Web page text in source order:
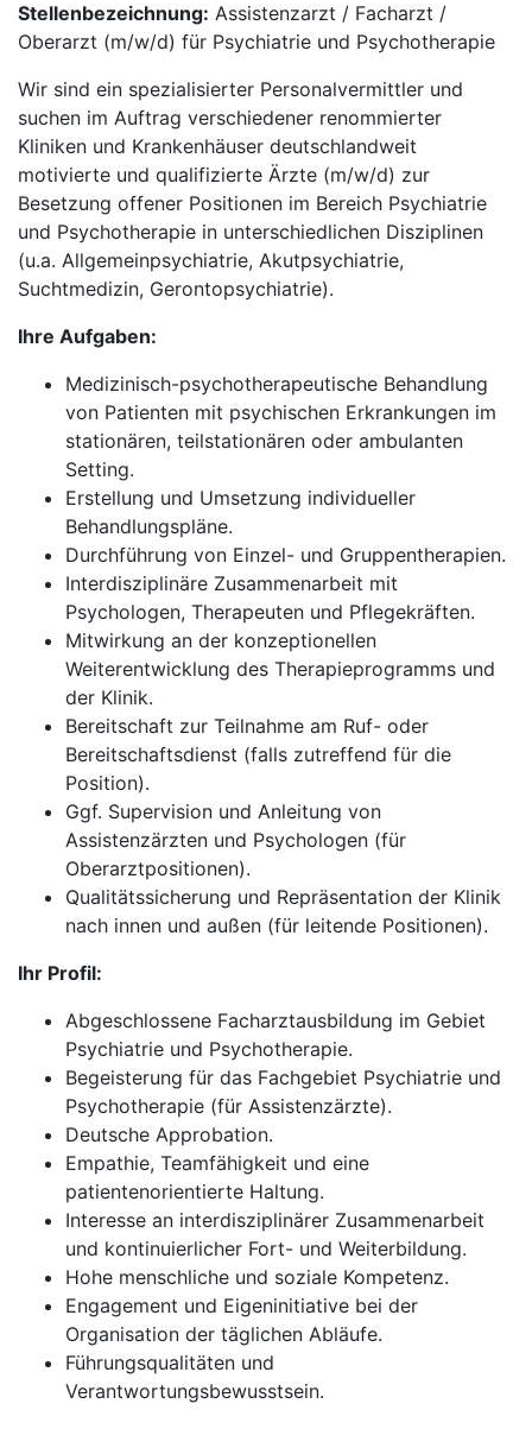
Stellenbezeichnung: Assistenzarzt / Facharzt /
Oberarzt (m/w/d) für Psychiatrie und Psychotherapie
Wir sind ein spezialisierter Personalvermittler und
suchen im Auftrag verschiedener renommierter
Kliniken und Krankenhäuser deutschlandweit
motivierte und qualifizierte Ärzte (m/w/d) zur
Besetzung offener Positionen im Bereich Psychiatrie
und Psychotherapie in unterschiedlichen Disziplinen
(u.a. Allgemeinpsychiatrie, Akutpsychiatrie,
Suchtmedizin, Gerontopsychiatrie).
Ihre Aufgaben:
Medizinisch-psychotherapeutische Behandlung
von Patienten mit psychischen Erkrankungen im
stationären, teilstationären oder ambulanten
Setting.
Erstellung und Umsetzung individueller
Behandlungspläne.
Durchführung von Einzel- und Gruppentherapien.
Interdisziplinäre Zusammenarbeit mit
Psychologen, Therapeuten und Pflegekräften.
Mitwirkung an der konzeptionellen
Weiterentwicklung des Therapieprogramms und
der Klinik.
Bereitschaft zur Teilnahme am Ruf- oder
Bereitschaftsdienst (falls zutreffend für die
Position).
Ggf. Supervision und Anleitung von
Assistenzärzten und Psychologen (für
Oberarztpositionen).
Qualitätssicherung und Repräsentation der Klinik
nach innen und außen (für leitende Positionen).
Ihr Profil:
Abgeschlossene Facharztausbildung im Gebiet
Psychiatrie und Psychotherapie.
Begeisterung für das Fachgebiet Psychiatrie und
Psychotherapie (für Assistenzärzte).
Deutsche Approbation.
Empathie, Teamfähigkeit und eine
patientenorientierte Haltung.
Interesse an interdisziplinärer Zusammenarbeit
und kontinuierlicher Fort- und Weiterbildung.
Hohe menschliche und soziale Kompetenz.
Engagement und Eigeninitiative bei der
Organisation der täglichen Abläufe.
Führungsqualitäten und
Verantwortungsbewusstsein.